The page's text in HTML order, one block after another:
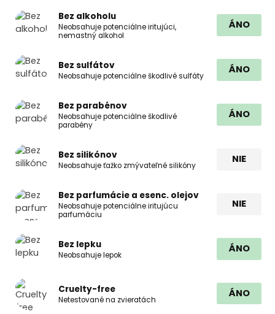
Bez alkoholu
Neobsahuje potenciálne iritujúci,
nemastný alkohol
ÁNO
Bez sulfátov
Neobsahuje potenciálne škodlivé sulfáty
ÁNO
Bez parabénov
Neobsahuje potenciálne škodlivé
parabény
ÁNO
Bez silikónov
Neobsahuje ťažko zmývateľné silikóny
NIE
Bez parfumácie a esenc. olejov
Neobsahuje potenciálne iritujúcu
parfumáciu
NIE
Bez lepku
Neobsahuje lepok
ÁNO
Cruelty-free
Netestované na zvieratách
ÁNO